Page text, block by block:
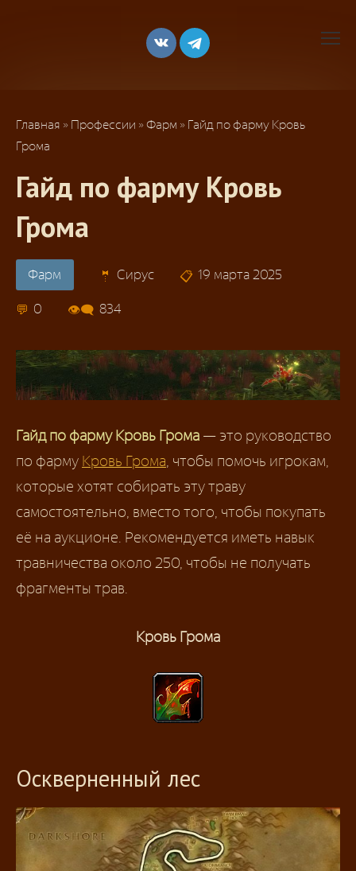
Главная » Профессии »Фарм » Гайд по фарму Кровь
Грома
Гайд по фарму Кровь
Грома
Фарм Сирус 19 марта 2025
0 834
Гайд по фарму Кровь Грома — это руководство
по фарму Кровь Грома, чтобы помочь игрокам,
которые хотят собирать эту траву
самостоятельно, вместо того, чтобы покупать
её на аукционе. Рекомендуется иметь навык
травничества около 250, чтобы не получать
фрагменты трав.
Кровь Грома
Оскверненный лес